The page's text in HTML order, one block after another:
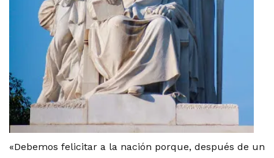
«Debemos felicitar a la nación porque, después de un